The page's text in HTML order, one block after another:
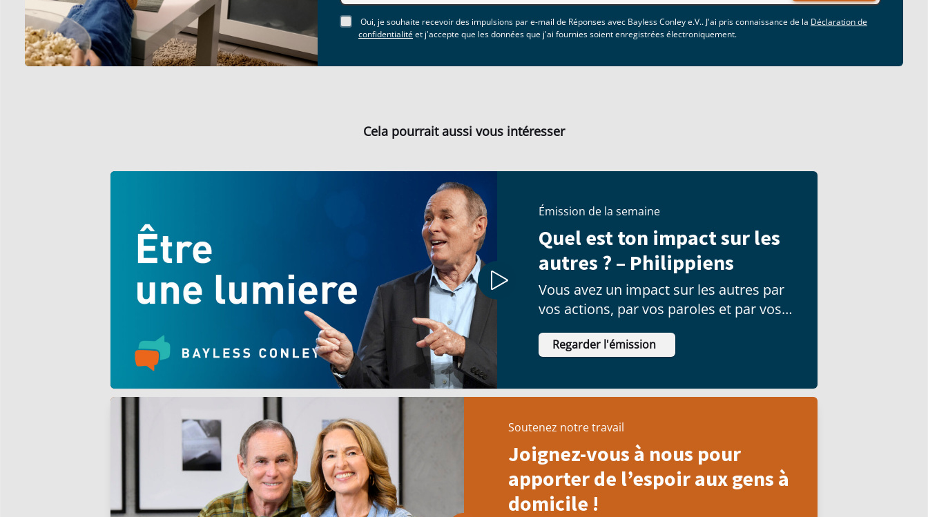
Oui, je souhaite recevoir des impulsions par e-mail de Réponses avec Bayless Conley e.V.. J'ai pris connaissance de la Déclaration de
confidentialitéet j'accepte que les données que j'ai fournies soient enregistrées électroniquement.
Cela pourrait aussi vous intéresser
Émission de la semaine
Quel est ton impact sur les
autres ? – Philippiens
Vous avez un impact sur les autres par
vos actions, par vos paroles et par vos
décisions.
Regarder l'émission
Soutenez notre travail
Joignez-vous à nous pour
apporter de l’espoir aux gens à
domicile !